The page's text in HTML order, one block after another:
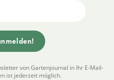
von Gartenjournal in Ihr E-Mail-
ist jederzeit möglich.